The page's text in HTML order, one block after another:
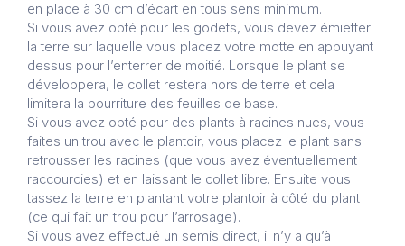
en place à 30 cm d’écart en tous sens minimum.
Si vous avez opté pour les godets, vous devez émietter
la terre sur laquelle vous placez votre motte en appuyant
dessus pour l’enterrer de moitié. Lorsque le plant se
développera, le collet restera hors de terre et cela
limitera la pourriture des feuilles de base.
Si vous avez opté pour des plants à racines nues, vous
faites un trou avec le plantoir, vous placez le plant sans
retrousser les racines (que vous avez éventuellement
raccourcies) et en laissant le collet libre. Ensuite vous
tassez la terre en plantant votre plantoir à côté du plant
(ce qui fait un trou pour l’arrosage).
Si vous avez effectué un semis direct, il n’y a qu’à